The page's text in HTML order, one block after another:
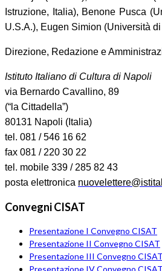
Istruzione, Italia), Benone Pusca
U.S.A.), Eugen Simion (Università
Direzione, Redazione e
Istituto Italiano di Cultura di Napoli
via Bernardo Cavallino, 89
(“la Cittadella”)
80131 Napoli (Italia)
tel. 081 / 546 16 62
fax 081 / 220 30 22
tel. mobile 339 / 285 82 43
posta elettronica
Convegni CISAT
Presentazione I Convegno CISAT
Presentazione II Convegno CISAT
Presentazione III Convegno CISAT